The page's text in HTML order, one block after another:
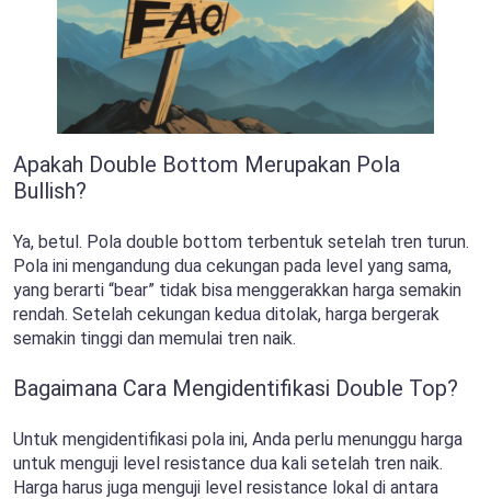
Apakah Double Bottom Merupakan Pola
Bullish?
Ya, betul. Pola double bottom terbentuk setelah tren turun.
Pola ini mengandung dua cekungan pada level yang sama,
yang berarti “bear” tidak bisa menggerakkan harga semakin
rendah. Setelah cekungan kedua ditolak, harga bergerak
semakin tinggi dan memulai tren naik.
Bagaimana Cara Mengidentifikasi Double Top?
Untuk mengidentifikasi pola ini, Anda perlu menunggu harga
untuk menguji level resistance dua kali setelah tren naik.
Harga harus juga menguji level resistance lokal di antara